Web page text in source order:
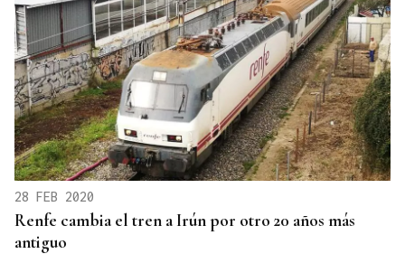
28 FEB 2020
Renfe cambia el tren a Irún por otro 20 años más
antiguo